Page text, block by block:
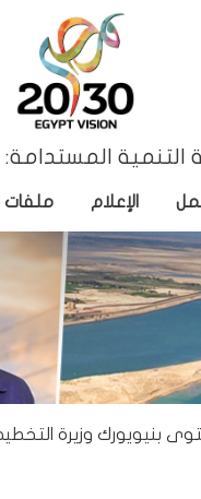
التنمية المستدامة:
الإعلام ملفات
بنيويورك وزيرة